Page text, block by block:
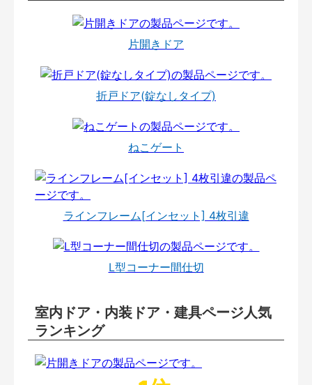
片開きドア
折戸ドア(錠なしタイプ)
ねこゲート
ラインフレーム[インセット] 4枚引違
L型コーナー間仕切
室内ドア・内装ドア・建具ページ人気
ランキング